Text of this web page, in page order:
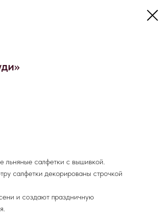
льняные салфетки с вышивкой.
салфетки декорированы строчкой
и создают праздничную